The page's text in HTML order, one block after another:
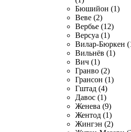
Бюшийон (1)
Веве (2)
Вербье (12)
Версуа (1)
Вилар-Бюркен
Вильнёв (1)
Вич (1)
Гранво (2)
Грансон (1)
Гштад (4)
Давос (1)
Женева (9)
Жентод (1)
Жингэн (2)